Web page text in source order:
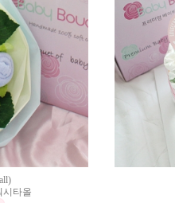
시타올